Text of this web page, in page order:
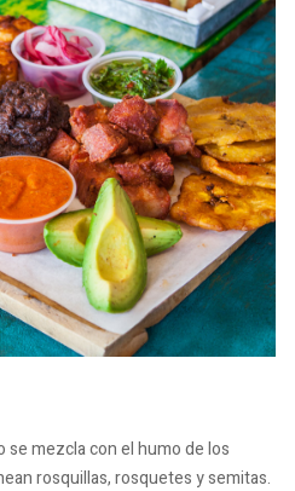
se mezcla con el humo de los
rosquillas, rosquetes y semitas.